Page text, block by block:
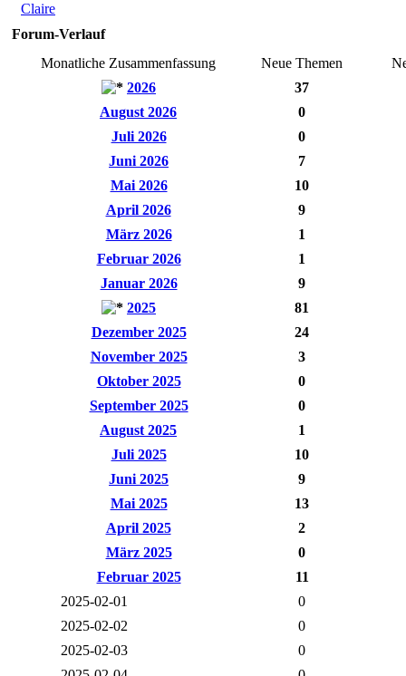
Claire
Forum-Verlauf
Monatliche Zusammenfassung
Neue Themen
2026
37
August 2026
0
Juli 2026
0
Juni 2026
7
Mai 2026
10
April 2026
9
März 2026
1
Februar 2026
1
Januar 2026
9
2025
81
Dezember 2025
24
November 2025
3
Oktober 2025
0
September 2025
0
August 2025
1
Juli 2025
10
Juni 2025
9
Mai 2025
13
April 2025
2
März 2025
0
Februar 2025
11
2025-02-01
0
2025-02-02
0
2025-02-03
0